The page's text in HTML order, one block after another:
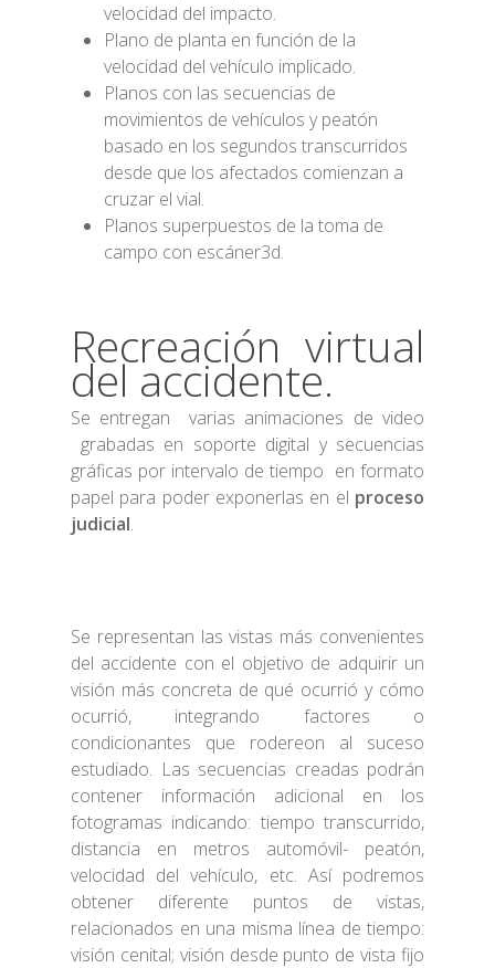
velocidad del impacto.
Plano de planta en función de la
velocidad del vehículo implicado.
Planos con las secuencias de
movimientos de vehículos y peatón
basado en los segundos transcurridos
desde que los afectados comienzan a
cruzar el vial.
Planos superpuestos de la toma de
campo con escáner3d.
Recreación virtual
del accidente.
Se entregan varias animaciones de video
grabadas en soporte digital y secuencias
gráficas por intervalo de tiempo en formato
papel para poder exponerlas en el proceso
judicial.
Se representan las vistas más convenientes
del accidente con el objetivo de adquirir un
visión más concreta de qué ocurrió y cómo
ocurrió, integrando factores o
condicionantes que rodereon al suceso
estudiado. Las secuencias creadas podrán
contener información adicional en los
fotogramas indicando: tiempo transcurrido,
distancia en metros automóvil- peatón,
velocidad del vehículo, etc. Así podremos
obtener diferente puntos de vistas,
relacionados en una misma línea de tiempo:
visión cenital; visión desde punto de vista fijo